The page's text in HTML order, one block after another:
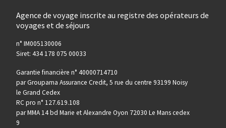
Agence de voyage inscrite au registre des opérateurs de
voyages et de séjours
n° IM005130006
Siret: 434 178 075 00033
Garantie financière n° 40000714710
par Groupama Assurance Credit, 5 rue du centre 93199 Noisy
le Grand Cedex
RC pro n° 127.619.108
par MMA 14 bd Marie et Alexandre Oyon 72030 Le Mans cedex
9